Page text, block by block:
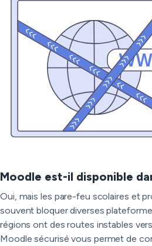
Moodle est-il disponible
Oui, mais les pare-feu scolaires et
souvent bloquer diverses
régions ont des routes instables
Moodle sécurisé vous permet de